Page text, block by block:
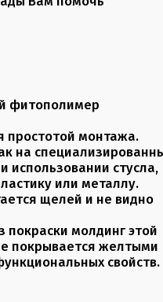
фитополимер
простотой монтажа.
на
использовании стусла,
или металлу.
щелей и не видно
покраски молдинг этой
покрывается желтыми
свойств.